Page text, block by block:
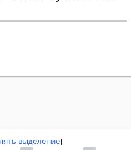
выделение